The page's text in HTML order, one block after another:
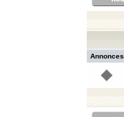
Annonces